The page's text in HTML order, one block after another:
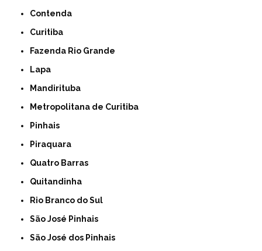
Contenda
Curitiba
Fazenda Rio Grande
Lapa
Mandirituba
Metropolitana de Curitiba
Pinhais
Piraquara
Quatro Barras
Quitandinha
Rio Branco do Sul
São José Pinhais
São José dos Pinhais